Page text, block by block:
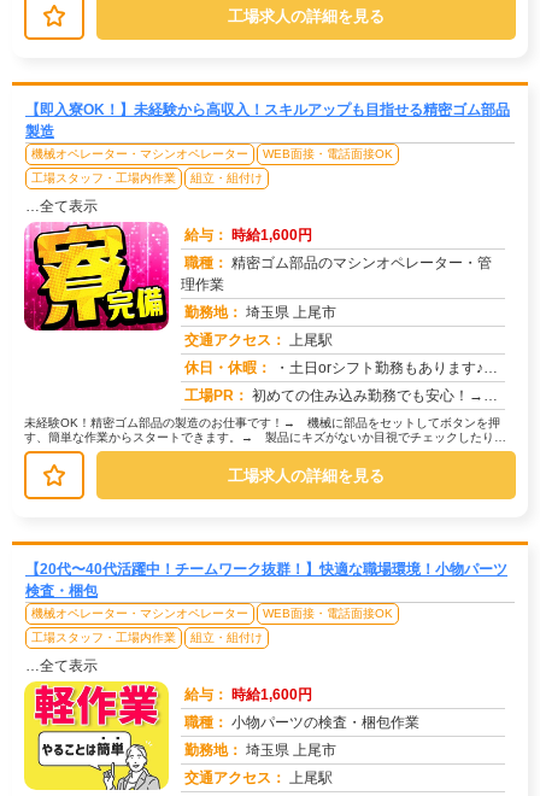
工場求人の詳細を見る
【即入寮OK！】未経験から高収入！スキルアップも目指せる精密ゴム部品
製造
機械オペレーター・マシンオペレーター
WEB面接・電話面接OK
工場スタッフ・工場内作業
組立・組付け
…全て表示
給与： 時給1,600円
職種： 精密ゴム部品のマシンオペレーター・管
理作業
勤務地： 埼玉県 上尾市
交通アクセス： 上尾駅
休日・休暇：
・土日orシフト勤務もあります♪・長期休暇（GW・夏季・年末年始休暇あり）※会社カレンダーあり※祝日も平日と同様の...
工場PR： 初めての住み込み勤務でも安心！→家具付き寮が初期費用0円で利用可能！ お財布にも優しい環境です。→専属スタッフが...
未経験OK！精密ゴム部品の製造のお仕事です！→ 機械に部品をセットしてボタンを押
す、簡単な作業からスタートできます。→ 製品にキズがないか目視でチェックしたり、
部品を決められた場所に置いたりする...
工場求人の詳細を見る
【20代〜40代活躍中！チームワーク抜群！】快適な職場環境！小物パーツ
検査・梱包
機械オペレーター・マシンオペレーター
WEB面接・電話面接OK
工場スタッフ・工場内作業
組立・組付け
…全て表示
給与： 時給1,600円
職種： 小物パーツの検査・梱包作業
勤務地： 埼玉県 上尾市
交通アクセス： 上尾駅